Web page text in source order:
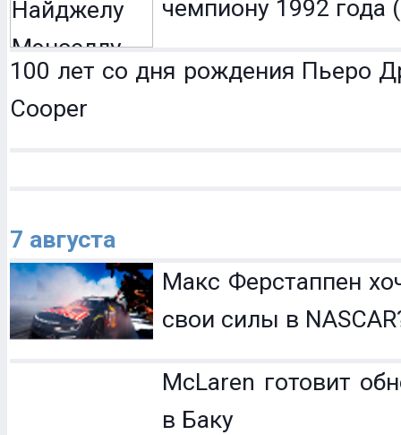
чемпиону 1992 года
100 лет со дня рождения Пьеро
Cooper
7 августа
Макс Ферстаппен
свои силы в
McLaren готовит
в Баку